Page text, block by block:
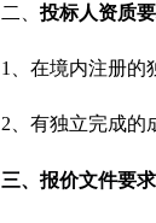
二、投标人资质
1、在境内注册的
2、有独立完成的
三、报价文件要求